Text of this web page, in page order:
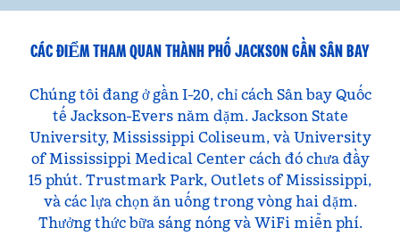
CÁC ĐIỂM THAM QUAN THÀNH PHỐ JACKSON GẦN SÂN BAY
Chúng tôi đang ở gần I-20, chỉ cách Sân bay Quốc
tế Jackson-Evers năm dặm. Jackson State
University, Mississippi Coliseum, và University
of Mississippi Medical Center cách đó chưa đầy
15 phút. Trustmark Park, Outlets of Mississippi,
và các lựa chọn ăn uống trong vòng hai dặm.
Thưởng thức bữa sáng nóng và WiFi miễn phí.